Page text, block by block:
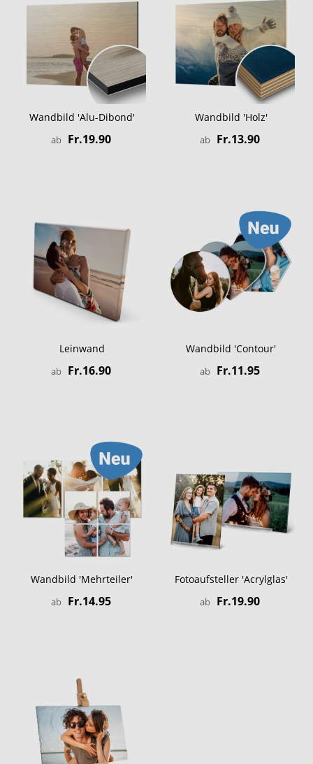
Wandbild 'Alu-Dibond'
ab Fr.19.90
Wandbild 'Holz'
ab Fr.13.90
Leinwand
ab Fr.16.90
Wandbild 'Contour'
ab Fr.11.95
Wandbild 'Mehrteiler'
ab Fr.14.95
Fotoaufsteller 'Acrylglas'
ab Fr.19.90